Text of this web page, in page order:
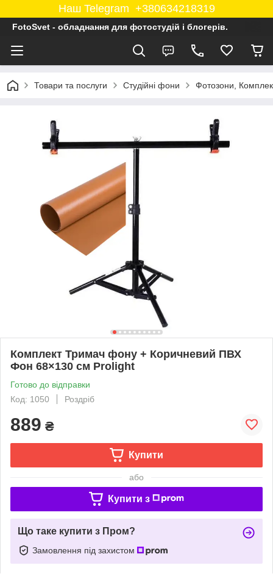
Наш Telegram +380634218319
FotoSvet - обладнання для фотостудій і блогерів.
Товари та послуги Студійні фони Фотозони,
Комплект Тримач фону + Коричневий ПВХ
Фон 68×130 см Prolight
Готово до відправки
Код: 1050
Роздріб
889 ₴
Купити
або
Купити з
Що таке купити з Пром?
Замовлення під захистом